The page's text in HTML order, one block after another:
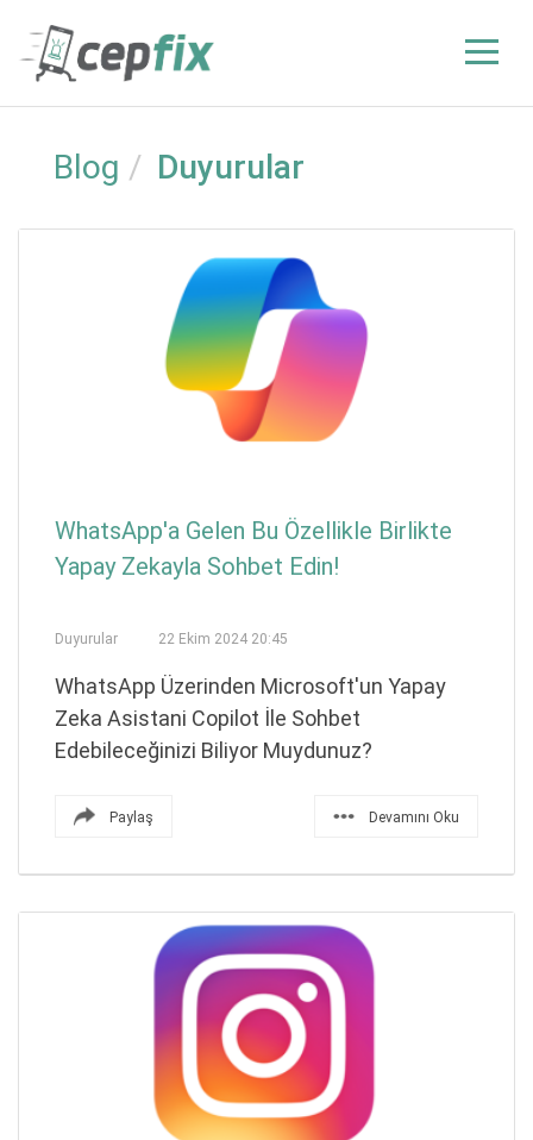
Blog Duyurular
WhatsApp'a Gelen Bu Özellikle Birlikte
Yapay Zekayla Sohbet Edin!
Duyurular 22 Ekim 2024 20:45
WhatsApp Üzerinden Microsoft'un Yapay
Zeka Asistani Copilot İle Sohbet
Edebileceğinizi Biliyor Muydunuz?
Devamını Oku
Paylaş